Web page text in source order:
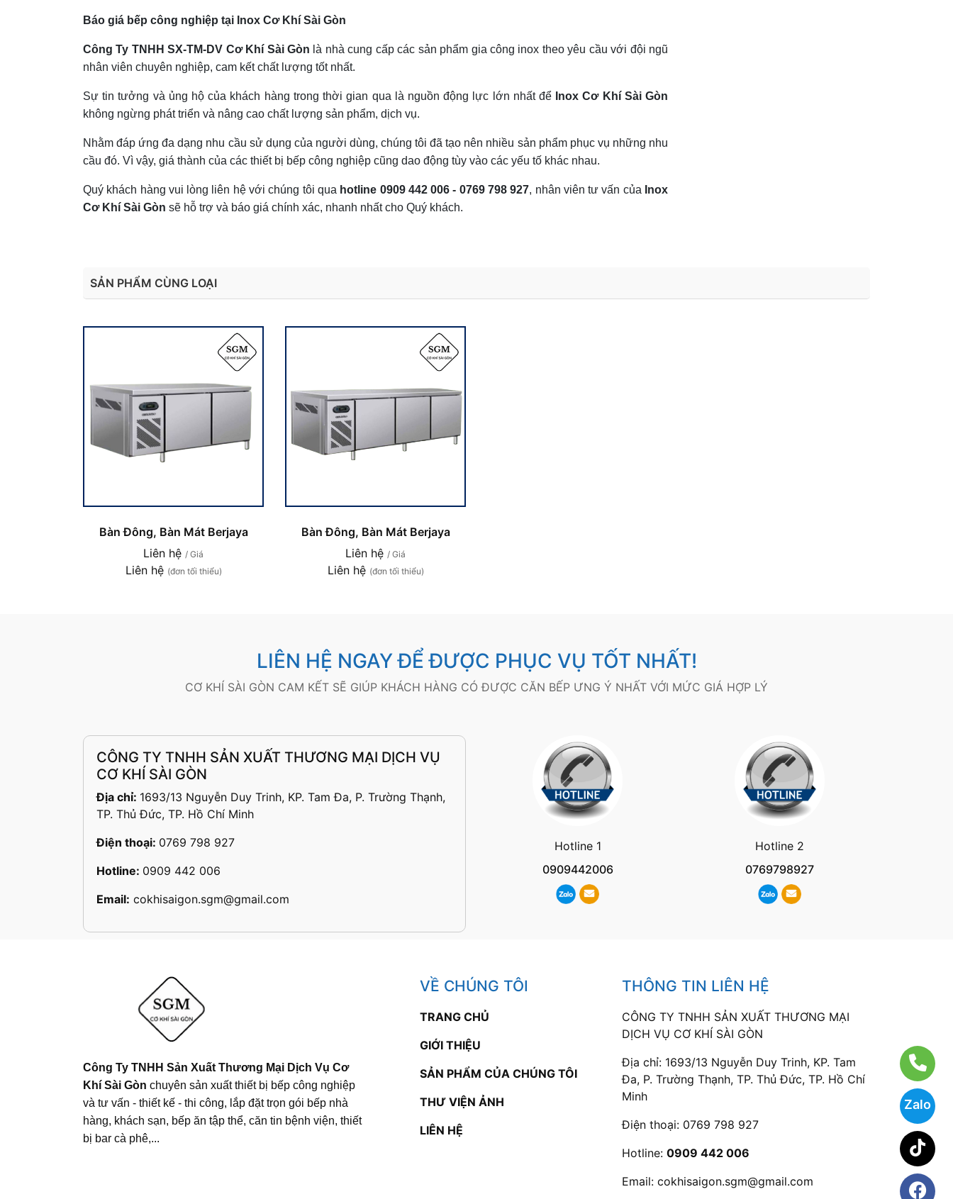
Zalo
Báo giá bếp công nghiệp tại Inox Cơ Khí Sài Gòn
Công Ty TNHH SX-TM-DV Cơ Khí Sài Gòn là nhà cung cấp các sản phẩm gia công inox theo yêu cầu với đội ngũ
nhân viên chuyên nghiệp, cam kết chất lượng tốt nhất.
Sự tin tưởng và ủng hộ của khách hàng trong thời gian qua là nguồn động lực lớn nhất để Inox Cơ Khí Sài Gòn
không ngừng phát triển và nâng cao chất lượng sản phẩm, dịch vụ.
Nhằm đáp ứng đa dạng nhu cầu sử dụng của người dùng, chúng tôi đã tạo nên nhiều sản phẩm phục vụ những nhu
cầu đó. Vì vậy, giá thành của các thiết bị bếp công nghiệp cũng dao động tùy vào các yếu tố khác nhau.
Quý khách hàng vui lòng liên hệ với chúng tôi qua hotline 0909 442 006 - 0769 798 927, nhân viên tư vấn của Inox
Cơ Khí Sài Gòn sẽ hỗ trợ và báo giá chính xác, nhanh nhất cho Quý khách.
SẢN PHẨM CÙNG LOẠI
Bàn Đông, Bàn Mát Berjaya
Liên hệ / Giá
Liên hệ (đơn tối thiểu)
Bàn Đông, Bàn Mát Berjaya
Liên hệ / Giá
Liên hệ (đơn tối thiểu)
LIÊN HỆ NGAY ĐỂ ĐƯỢC PHỤC VỤ TỐT NHẤT!
CƠ KHÍ SÀI GÒN CAM KẾT SẼ GIÚP KHÁCH HÀNG CÓ ĐƯỢC CĂN BẾP ƯNG Ý NHẤT VỚI MỨC GIÁ HỢP LÝ
CÔNG TY TNHH SẢN XUẤT THƯƠNG MẠI DỊCH VỤ
CƠ KHÍ SÀI GÒN
Địa chỉ: 1693/13 Nguyễn Duy Trinh, KP. Tam Đa, P. Trường Thạnh,
TP. Thủ Đức, TP. Hồ Chí Minh
Điện thoại: 0769 798 927
Hotline: 0909 442 006
Email: cokhisaigon.sgm@gmail.com
Hotline 1
0909442006
Hotline 2
0769798927
Công Ty TNHH Sản Xuất Thương Mại Dịch Vụ Cơ
Khí Sài Gòn chuyên sản xuất thiết bị bếp công nghiệp
và tư vấn - thiết kế - thi công, lắp đặt trọn gói bếp nhà
hàng, khách sạn, bếp ăn tập thể, căn tin bệnh viện, thiết
bị bar cà phê,...
VỀ CHÚNG TÔI
TRANG CHỦ
GIỚI THIỆU
SẢN PHẨM CỦA CHÚNG TÔI
THƯ VIỆN ẢNH
LIÊN HỆ
THÔNG TIN LIÊN HỆ
CÔNG TY TNHH SẢN XUẤT THƯƠNG MẠI
DỊCH VỤ CƠ KHÍ SÀI GÒN
Địa chỉ: 1693/13 Nguyễn Duy Trinh, KP. Tam
Đa, P. Trường Thạnh, TP. Thủ Đức, TP. Hồ Chí
Minh
Điện thoại: 0769 798 927
Hotline: 0909 442 006
Email: cokhisaigon.sgm@gmail.com